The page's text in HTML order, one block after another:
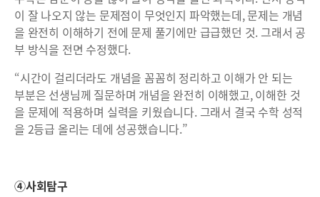
이 잘 나오지 않는 문제점이 무엇인지 파악했는데, 문제는 개념
을 완전히 이해하기 전에 문제 풀기에만 급급했던 것. 그래서 공
부 방식을 전면 수정했다.
“시간이 걸리더라도 개념을 꼼꼼히 정리하고 이해가 안 되는
부분은 선생님께 질문하며 개념을 완전히 이해했고, 이해한 것
을 문제에 적용하며 실력을 키웠습니다. 그래서 결국 수학 성적
을 2등급 올리는 데에 성공했습니다.”
④사회탐구